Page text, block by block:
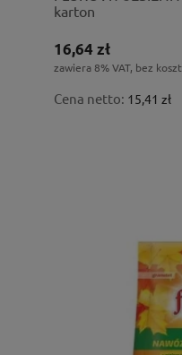
karton
16,64 zł
zawiera 8% VAT, bez
Cena netto: 15,41 zł